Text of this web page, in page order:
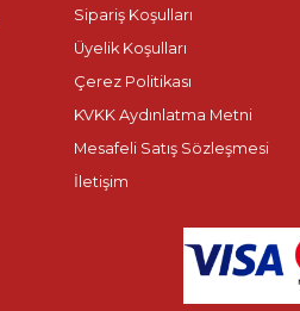
Sipariş Koşulları
Üyelik Koşulları
Çerez Politikası
KVKK Aydınlatma Metni
Mesafeli Satış Sözleşmesi
İletişim